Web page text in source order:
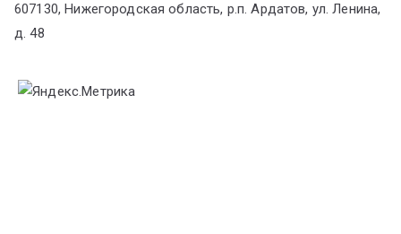
607130, Нижегородская область, р.п. Ардатов, ул. Ленина,
д. 48